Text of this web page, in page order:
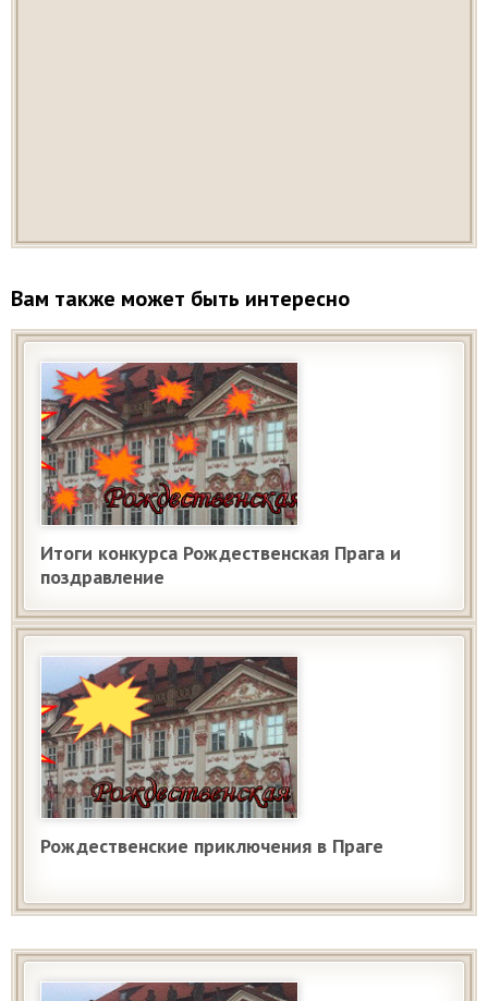
Вам также может быть интересно
Итоги конкурса Рождественская Прага и
поздравление
Рождественские приключения в Праге